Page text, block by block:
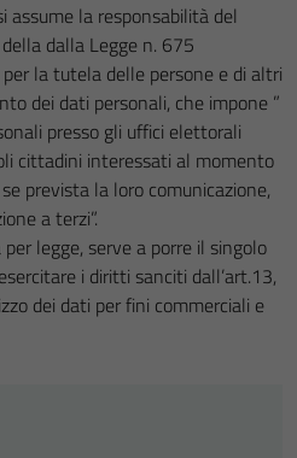
assume la responsabilità del
dalla Legge n. 675
la tutela delle persone e di altri
dei dati personali, che impone ”
presso gli uffici elettorali
cittadini interessati al momento
prevista la loro comunicazione,
a terzi”.
legge, serve a porre il singolo
i diritti sanciti dall’art.13,
dei dati per fini commerciali e